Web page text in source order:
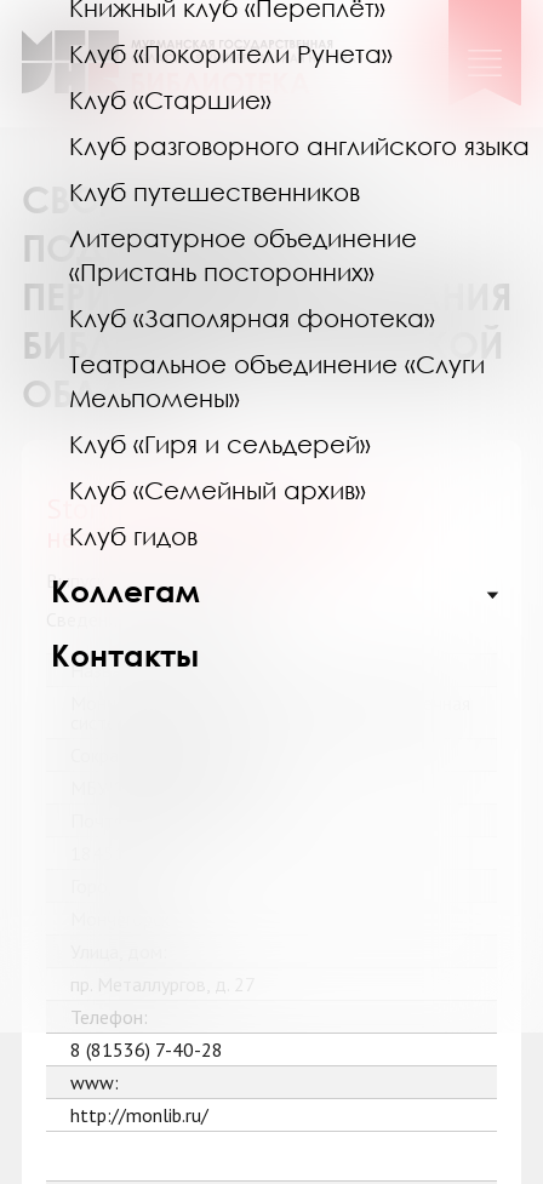
Книжный клуб «Переплёт»
Клуб «Покорители Рунета»
Клуб «Старшие»
Клуб разговорного английского языка
Клуб путешественников
Литературное объединение
«Пристань посторонних»
Клуб «Заполярная фонотека»
Театральное объединение «Слуги
Мельпомены»
Клуб «Гиря и сельдерей»
Клуб «Семейный архив»
Клуб гидов
Коллегам
Контакты
СВОДНЫЙ КАТАЛОГ
ПОДПИСКИ НА
ПЕРИОДИЧЕСКИЕ ИЗДАНИЯ
БИБЛИОТЕК МУРМАНСКОЙ
ОБЛАСТИ
Story. Обыкновенные судьбы
необыкновенных людей
Выпуск №7 / 8 от 2017 года
Название библиотеки:
пр. Металлургов, д. 27
Телефон:
8 (81536) 7-40-28
www:
http://monlib.ru/